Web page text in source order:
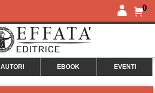
0
AUTORI EBOOK EVENTI